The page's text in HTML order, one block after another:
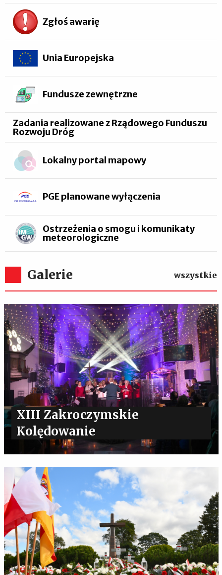
Zgłoś awarię
Unia Europejska
Fundusze zewnętrzne
Zadania realizowane z Rządowego Funduszu
Rozwoju Dróg
Lokalny portal mapowy
PGE planowane wyłączenia
Ostrzeżenia o smogu i komunikaty
meteorologiczne
Galerie wszystkie
XIII Zakroczymskie
Kolędowanie